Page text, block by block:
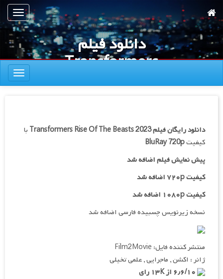
به
محتوای
اصلی
ناوبری
دانلود فیلم
Transformers
Rise Of The
ناوبری
دانلود رایگان فیلمTransformers Rise Of The Beasts 2023 با
کیفیتBluRay 720p
پیش نمایش فیلم اضافه شد
کیفیت ۷۲۰p اضافه شد
کیفیت ۱۰۸۰p اضافه شد
نسخه زیرنویس چسبیده فارسی اضافه شد
منتشر کننده فایل: Film2Movie
ژانر : اکشن , ماجرایی , علمی تخیلی